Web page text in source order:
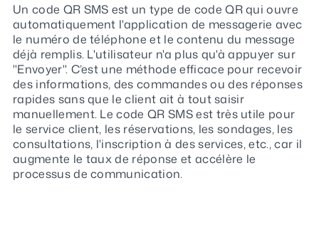
Un code QR SMS est un type de code QR qui ouvre
automatiquement l'application de messagerie avec
le numéro de téléphone et le contenu du message
déjà remplis. L'utilisateur n'a plus qu'à appuyer sur
"Envoyer". C’est une méthode efficace pour recevoir
des informations, des commandes ou des réponses
rapides sans que le client ait à tout saisir
manuellement. Le code QR SMS est très utile pour
le service client, les réservations, les sondages, les
consultations, l'inscription à des services, etc., car il
augmente le taux de réponse et accélère le
processus de communication.